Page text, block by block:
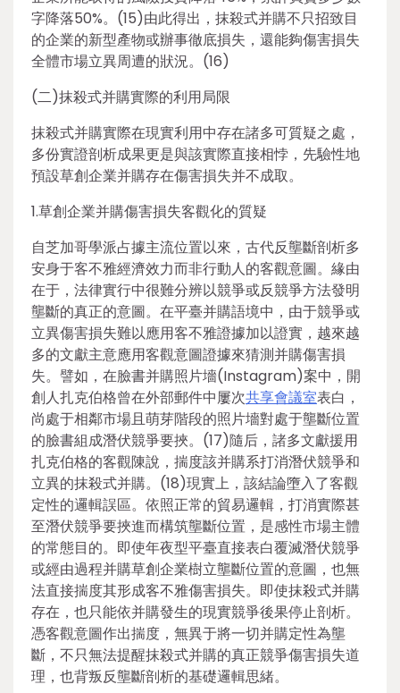
字降落50%。(15)由此得出，抹殺式并購不只招致目
的企業的新型產物或辦事徹底損失，還能夠傷害損失
全體市場立異周遭的狀況。(16)
(二)抹殺式并購實際的利用局限
抹殺式并購實際在現實利用中存在諸多可質疑之處，
多份實證剖析成果更是與該實際直接相悖，先驗性地
預設草創企業并購存在傷害損失并不成取。
1.草創企業并購傷害損失客觀化的質疑
自芝加哥學派占據主流位置以來，古代反壟斷剖析多
安身于客不雅經濟效力而非行動人的客觀意圖。緣由
在于，法律實行中很難分辨以競爭或反競爭方法發明
壟斷的真正的意圖。在平臺并購語境中，由于競爭或
立異傷害損失難以應用客不雅證據加以證實，越來越
多的文獻主意應用客觀意圖證據來猜測并購傷害損
失。譬如，在臉書并購照片墻(Instagram)案中，開
創人扎克伯格曾在外部郵件中屢次共享會議室表白，
尚處于相鄰市場且萌芽階段的照片墻對處于壟斷位置
的臉書組成潛伏競爭要挾。(17)隨后，諸多文獻援用
扎克伯格的客觀陳說，揣度該并購系打消潛伏競爭和
立異的抹殺式并購。(18)現實上，該結論墮入了客觀
定性的邏輯誤區。依照正常的貿易邏輯，打消實際甚
至潛伏競爭要挾進而構筑壟斷位置，是感性市場主體
的常態目的。即使年夜型平臺直接表白覆滅潛伏競爭
或經由過程并購草創企業樹立壟斷位置的意圖，也無
法直接揣度其形成客不雅傷害損失。即使抹殺式并購
存在，也只能依并購發生的現實競爭後果停止剖析。
憑客觀意圖作出揣度，無異于將一切并購定性為壟
斷，不只無法提醒抹殺式并購的真正競爭傷害損失道
理，也背叛反壟斷剖析的基礎邏輯思緒。